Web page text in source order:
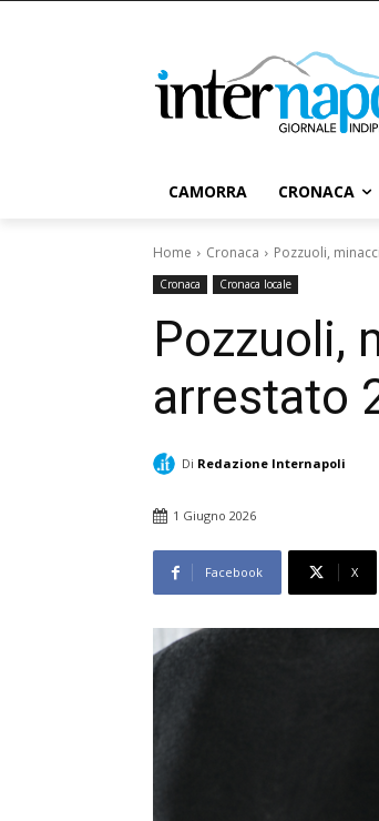
CAMORRA CRONACA
Home Cronaca Pozzuoli,
Cronaca Cronaca locale
Pozzuoli,
arrestato
Di Redazione Internapoli
1 Giugno 2026
Facebook X